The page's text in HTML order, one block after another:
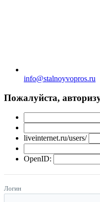
info@stalnoyvopros.ru
Пожалуйста,
liveinternet.ru/users/
OpenID:
Логин